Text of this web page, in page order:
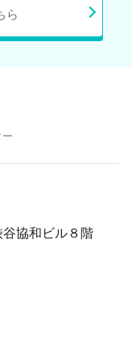
ら
協和ビル８階